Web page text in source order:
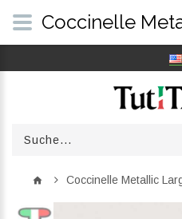
Coccinelle Metallic